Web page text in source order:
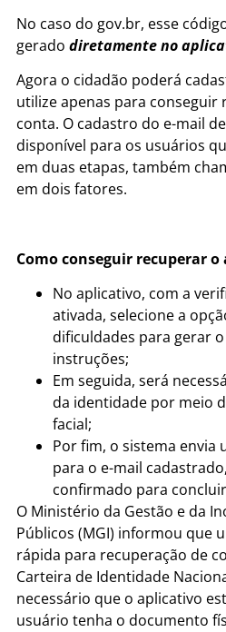
No caso do gov.br, esse
gerado diretamente no
Agora o cidadão poderá
utilize apenas para conseguir
conta. O cadastro do e-mail
disponível para os usuários
em duas etapas, também
em dois fatores.
Como conseguir recuperar o
No aplicativo, com a
ativada, selecione a
dificuldades para gerar
instruções;
Em seguida, será
da identidade por meio
facial;
Por fim, o sistema envia
para o e-mail cadastrado
confirmado para
O Ministério da Gestão e da
Públicos (MGI) informou que
rápida para recuperação de
Carteira de Identidade
necessário que o aplicativo
usuário tenha o documento